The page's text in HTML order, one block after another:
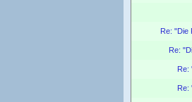
Re: "Die
Re:
Re:
Re: